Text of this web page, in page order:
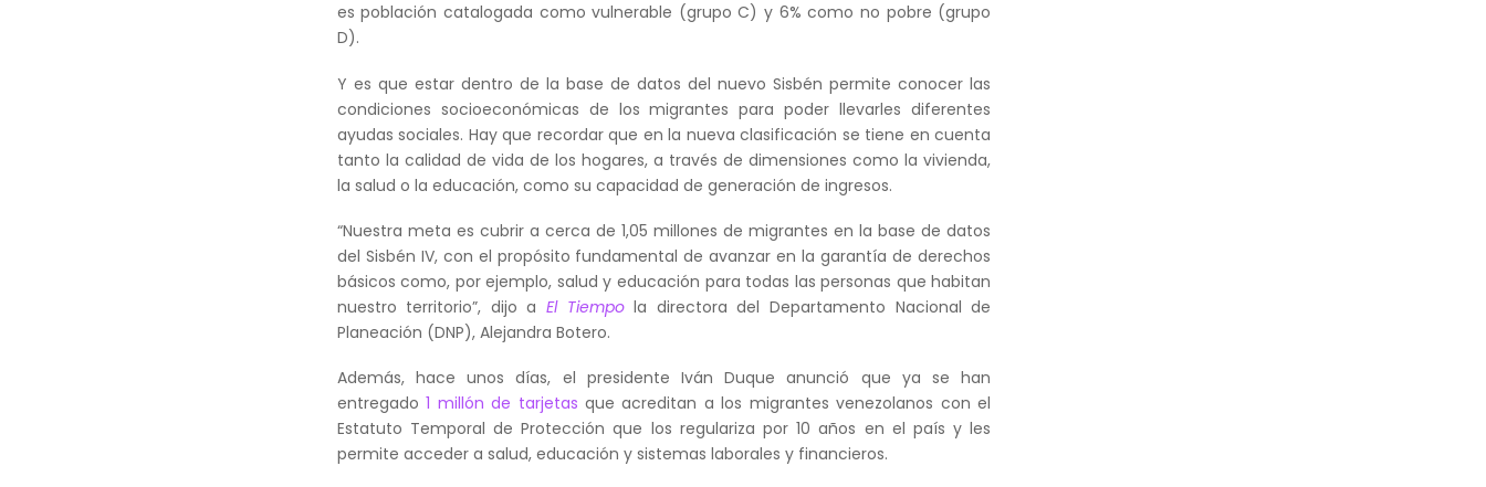
es población catalogada como vulnerable (grupo C) y 6% como no pobre (grupo
D).
Y es que estar dentro de la base de datos del nuevo Sisbén permite conocer las
condiciones socioeconómicas de los migrantes para poder llevarles diferentes
ayudas sociales. Hay que recordar que en la nueva clasificación se tiene en cuenta
tanto la calidad de vida de los hogares, a través de dimensiones como la vivienda,
la salud o la educación, como su capacidad de generación de ingresos.
“Nuestra meta es cubrir a cerca de 1,05 millones de migrantes en la base de datos
del Sisbén IV, con el propósito fundamental de avanzar en la garantía de derechos
básicos como, por ejemplo, salud y educación para todas las personas que habitan
nuestro territorio”, dijo aEl Tiempola directora del Departamento Nacional de
Planeación (DNP), Alejandra Botero.
Además, hace unos días, el presidente Iván Duque anunció que ya se han
entregado1 millón de tarjetas que acreditan a los migrantes venezolanos con el
Estatuto Temporal de Protección que los regulariza por 10 años en el país y les
permite acceder a salud, educación y sistemas laborales y financieros.